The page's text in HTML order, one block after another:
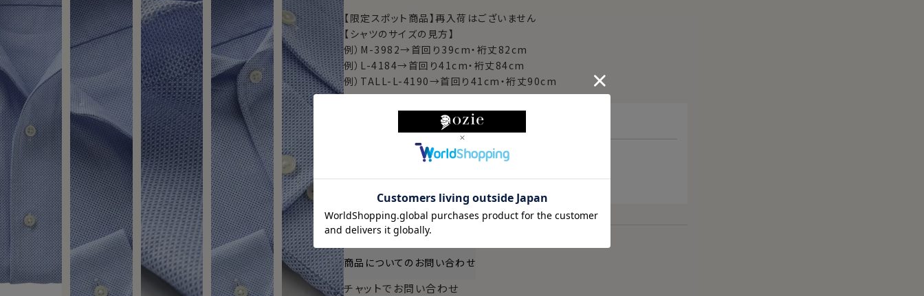
【限定スポット商品】再入荷はございません
【シャツのサイズの見方】
例）M-3982→首回り39cm・裄丈82cm
例）L-4184→首回り41cm・裄丈84cm
例）TALL-L-4190→首回り41cm・裄丈90cm
13時00分までのご注文で
スタイル・サイズについて詳しく見る
商品についてのお問い合わせ
チャットでお問い合わせ